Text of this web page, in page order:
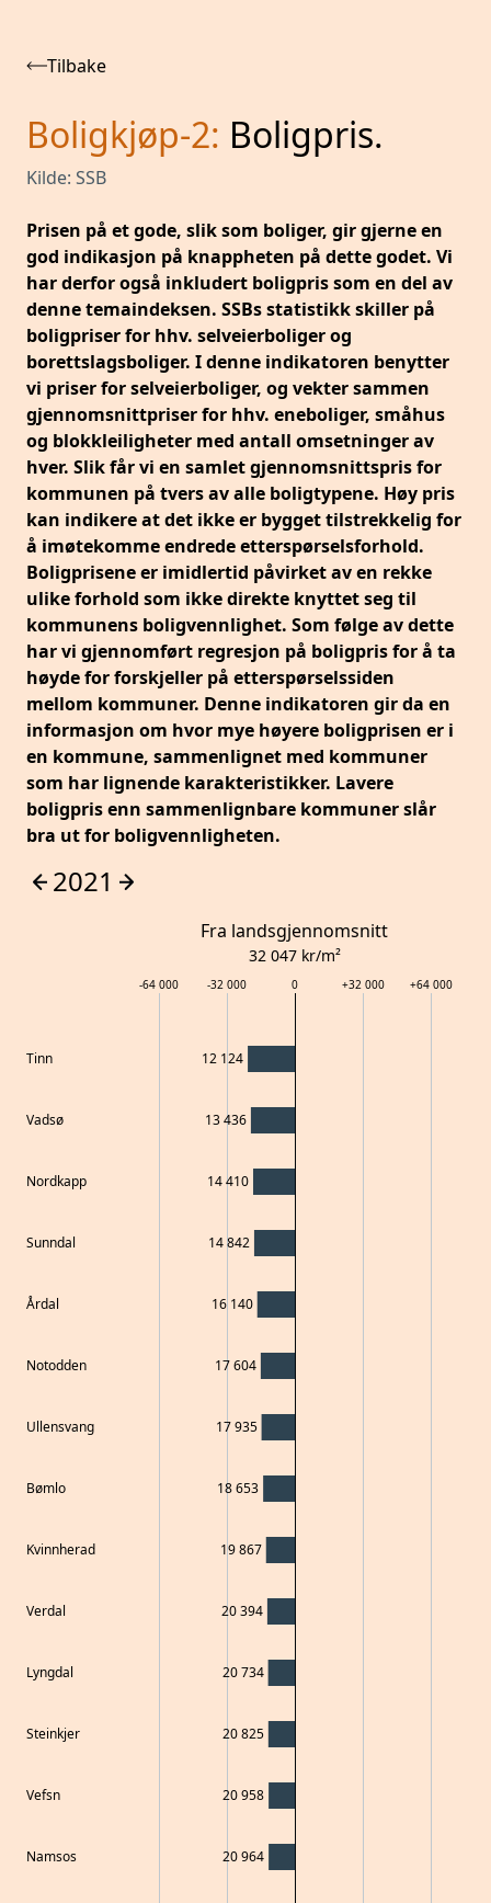
Tilbake
Boligkjøp-2: Boligpris.
Kilde: SSB
Prisen på et gode, slik som boliger, gir gjerne en
god indikasjon på knappheten på dette godet. Vi
har derfor også inkludert boligpris som en del av
denne temaindeksen. SSBs statistikk skiller på
boligpriser for hhv. selveierboliger og
borettslagsboliger. I denne indikatoren benytter
vi priser for selveierboliger, og vekter sammen
gjennomsnittpriser for hhv. eneboliger, småhus
og blokkleiligheter med antall omsetninger av
hver. Slik får vi en samlet gjennomsnittspris for
kommunen på tvers av alle boligtypene. Høy pris
kan indikere at det ikke er bygget tilstrekkelig for
å imøtekomme endrede etterspørselsforhold.
Boligprisene er imidlertid påvirket av en rekke
ulike forhold som ikke direkte knyttet seg til
kommunens boligvennlighet. Som følge av dette
har vi gjennomført regresjon på boligpris for å ta
høyde for forskjeller på etterspørselssiden
mellom kommuner. Denne indikatoren gir da en
informasjon om hvor mye høyere boligprisen er i
en kommune, sammenlignet med kommuner
som har lignende karakteristikker. Lavere
boligpris enn sammenlignbare kommuner slår
bra ut for boligvennligheten.
2021
Tinn
Vadsø
Nordkapp
Sunndal
Årdal
Notodden
Ullensvang
Bømlo
Kvinnherad
Verdal
Lyngdal
Steinkjer
Vefsn
Namsos
Fra landsgjennomsnitt
32 047 kr/m²
-64 000 -32 000 0 +32 000 +64 000
12 124
13 436
14 410
14 842
16 140
17 604
17 935
18 653
19 867
20 394
20 734
20 825
20 958
20 964